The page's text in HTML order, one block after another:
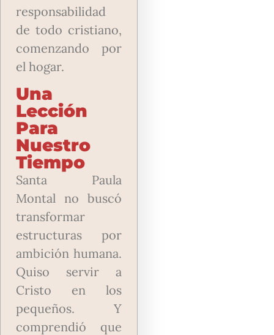
responsabilidad
de todo cristiano,
comenzando por
el hogar.
Una
Lección
Para
Nuestro
Tiempo
Santa Paula
Montal no buscó
transformar
estructuras por
ambición humana.
Quiso servir a
Cristo en los
pequeños. Y
comprendió que